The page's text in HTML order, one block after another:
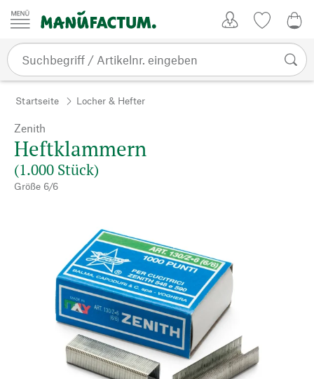
Zum Inhalt springen
Startseite Locher & Hefter
Zenith
Heftklammern
(1.000 Stück)
Größe 6/6